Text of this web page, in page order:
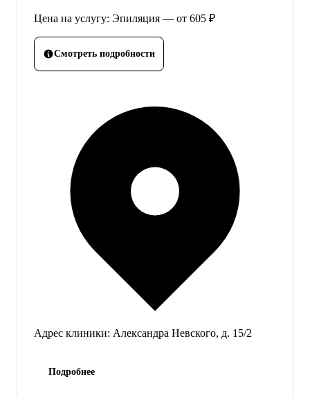
Цена на услугу: Эпиляция — от 605 ₽
Смотреть подробности
Адрес клиники: Александра Невского, д. 15/2
Подробнее